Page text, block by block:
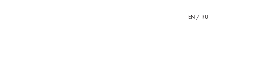
EN RU